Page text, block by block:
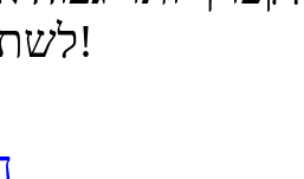
לשתות יותר מידי!